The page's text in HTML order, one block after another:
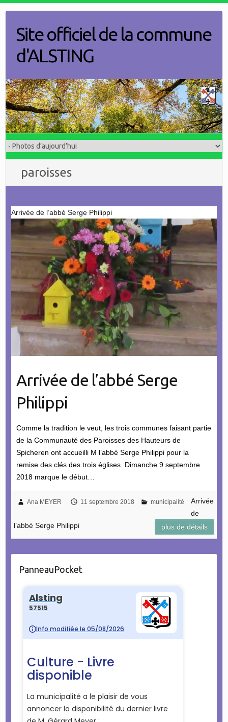
contentSite officiel de la commune
d'ALSTING
paroisses
Arrivée de l’abbé Serge Philippi
Arrivée de l’abbé Serge
Philippi
Comme la tradition le veut, les trois communes faisant partie
de la Communauté des Paroisses des Hauteurs de
Spicheren ont accueilli M l’abbé Serge Philippi pour la
remise des clés des trois églises. Dimanche 9 septembre
2018 marque le début…
Ana MEYER 11 septembre 2018 municipalité
Arrivée
de
l’abbé Serge Philippi
plus de détails
PanneauPocket